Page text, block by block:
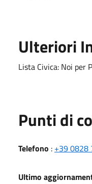
Ulteriori
Lista Civica: Noi per
Punti di
Telefono : +39 0828
Ultimo